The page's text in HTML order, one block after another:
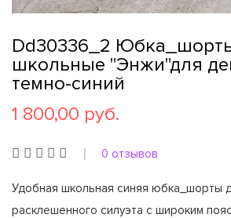
Dd30336_2
школьные "Энжи"для
темно-синий
1 800,00 руб.
0 отзывов
Удобная школьная синяя юбка_шорты
расклешенного силуэта с широким